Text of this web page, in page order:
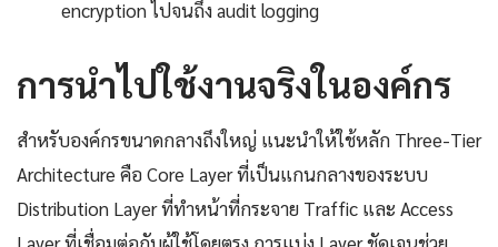
encryption ไปจนถึง audit logging
การนำไปใช้งานจริงในองค์กร
สำหรับองค์กรขนาดกลางถึงใหญ่ แนะนำให้ใช้หลัก Three-Tier
Architecture คือ Core Layer ที่เป็นแกนกลางของระบบ
Distribution Layer ที่ทำหน้าที่กระจาย Traffic และ Access
Layer ที่เชื่อมต่อกับผู้ใช้โดยตรง การแบ่ง Layer ชัดเจนช่วย